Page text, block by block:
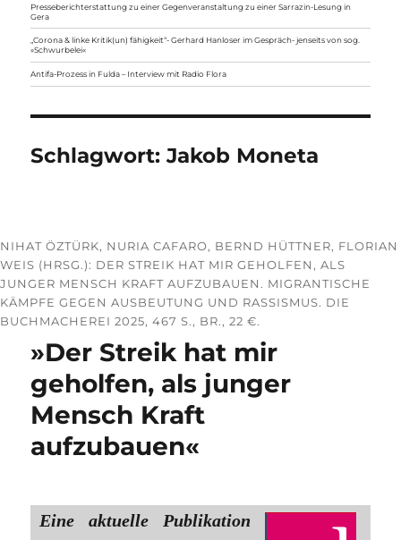
Presseberichterstattung zu einer Gegenveranstaltung zu einer Sarrazin-Lesung in
Gera
„Corona & linke Kritik(un) fähigkeit“- Gerhard Hanloser im Gespräch- jenseits von sog.
»Schwurbelei«
Antifa-Prozess in Fulda – Interview mit Radio Flora
Schlagwort:Jakob Moneta
NIHAT ÖZTÜRK, NURIA CAFARO, BERND HÜTTNER, FLORIAN
WEIS (HRSG.): DER STREIK HAT MIR GEHOLFEN, ALS
JUNGER MENSCH KRAFT AUFZUBAUEN. MIGRANTISCHE
KÄMPFE GEGEN AUSBEUTUNG UND RASSISMUS. DIE
BUCHMACHEREI 2025, 467 S., BR., 22 €.
»Der Streik hat mir
geholfen, als junger
Mensch Kraft
aufzubauen«
Eine aktuelle Publikation